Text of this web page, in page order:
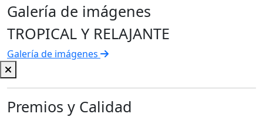
Galería de imágenes
TROPICAL Y RELAJANTE
Galería de imágenes
Premios y Calidad